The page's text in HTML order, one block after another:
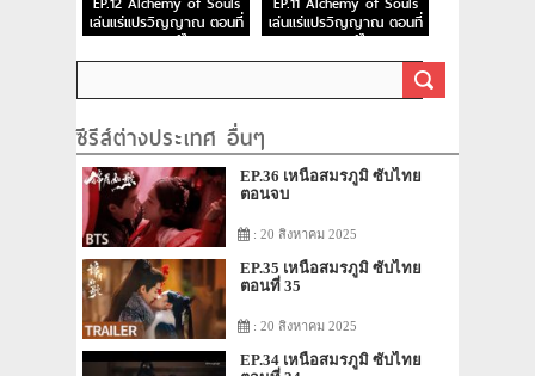
เล่นแร่แปรวิญญาณ ตอนที่
12 พากย์ไทย
เล่นแร่แปรวิญญาณ ตอนที่
11 พากย์ไทย
ซีรีส์ต่างประเทศ อื่นๆ
EP.36 เหนือสมรภูมิ ซับไทย
ตอนจบ
: 20 สิงหาคม 2025
EP.35 เหนือสมรภูมิ ซับไทย
ตอนที่ 35
: 20 สิงหาคม 2025
EP.34 เหนือสมรภูมิ ซับไทย